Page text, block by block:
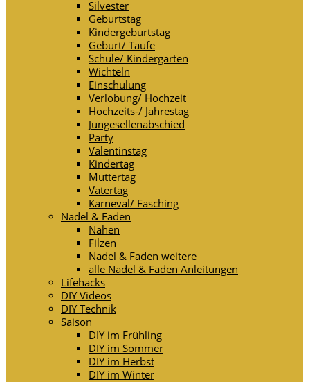
Silvester
Geburtstag
Kindergeburtstag
Geburt/ Taufe
Schule/ Kindergarten
Wichteln
Einschulung
Verlobung/ Hochzeit
Hochzeits-/ Jahrestag
Jungesellenabschied
Party
Valentinstag
Kindertag
Muttertag
Vatertag
Karneval/ Fasching
Nadel & Faden
Nähen
Filzen
Nadel & Faden weitere
alle Nadel & Faden Anleitungen
Lifehacks
DIY Videos
DIY Technik
Saison
DIY im Frühling
DIY im Sommer
DIY im Herbst
DIY im Winter